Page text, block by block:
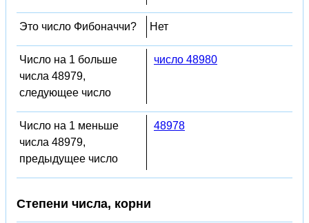
Это число Фибоначчи? Нет
Число на 1 больше
числа 48979,
следующее число
число 48980
Число на 1 меньше
числа 48979,
предыдущее число
48978
Степени числа, корни